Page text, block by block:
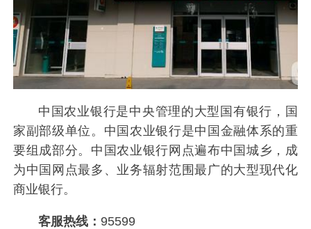
中国农业银行是中央管理的大型国有银行，国
家副部级单位。中国农业银行是中国金融体系的重
要组成部分。中国农业银行网点遍布中国城乡，成
为中国网点最多、业务辐射范围最广的大型现代化
商业银行。
客服热线： 95599